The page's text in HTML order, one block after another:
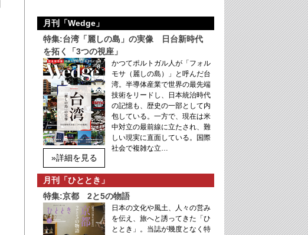
月刊「Wedge」
特集:台湾「麗しの島」の実像 日台新時代
を拓く「3つの視座」
»詳細を見る
かつてポルトガル人が「フォル
モサ（麗しの島）」と呼んだ台
湾。半導体産業で世界の最先端
技術をリードし、日本統治時代
の記憶も、歴史の一部として内
包している。一方で、現在は米
中対立の最前線に立たされ、難
しい現実に直面している。国際
社会で複雑な立…
月刊「ひととき」
特集:京都 2と5の物語
日本の文化や風土、人々の営み
を伝え、旅へと誘ってきた「ひ
ととき」。当誌が幾度となく特